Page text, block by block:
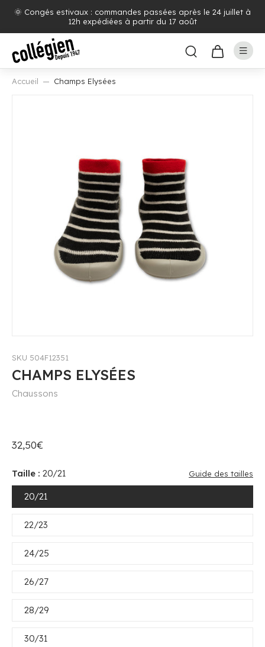
🌞 Congés estivaux : commandes passées après le 24 juillet à
12h expédiées à partir du 17 août
Accueil Champs Elysées
SKU 504F12351
CHAMPS ELYSÉES
Chaussons
32,50€
Taille : 20/21 Guide des tailles
20/21
22/23
24/25
26/27
28/29
30/31